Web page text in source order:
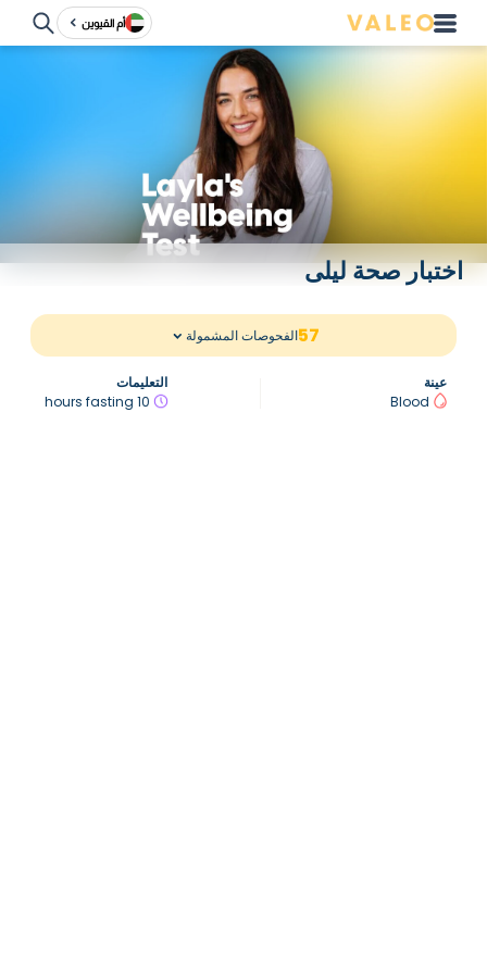
أم القيوين
اختبار صحة ليلى
57الفحوصات المشمولة
عينة
Blood
التعليمات
10 hours fasting